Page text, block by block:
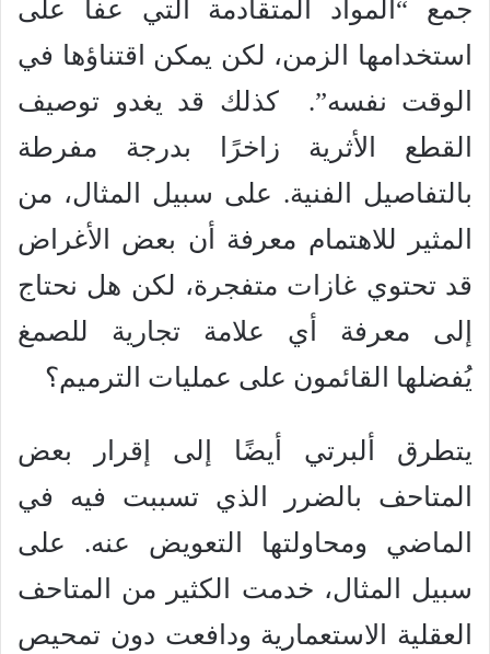
جمع “المواد المتقادمة التي عفا على
استخدامها الزمن، لكن يمكن اقتناؤها في
الوقت نفسه”. كذلك قد يغدو توصيف
القطع الأثرية زاخرًا بدرجة مفرطة
بالتفاصيل الفنية. على سبيل المثال، من
المثير للاهتمام معرفة أن بعض الأغراض
قد تحتوي غازات متفجرة، لكن هل نحتاج
إلى معرفة أي علامة تجارية للصمغ
يُفضلها القائمون على عمليات الترميم؟
يتطرق ألبرتي أيضًا إلى إقرار بعض
المتاحف بالضرر الذي تسببت فيه في
الماضي ومحاولتها التعويض عنه. على
سبيل المثال، خدمت الكثير من المتاحف
العقلية الاستعمارية ودافعت دون تمحيص